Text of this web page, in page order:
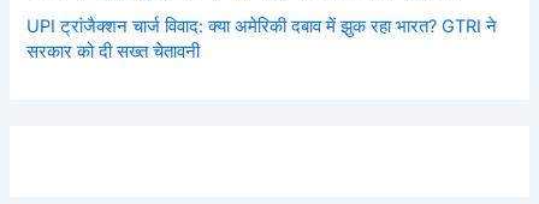
UPI ट्रांजैक्शन चार्ज विवाद: क्या अमेरिकी दबाव में झुक रहा भारत? GTRI ने
सरकार को दी सख्त चेतावनी